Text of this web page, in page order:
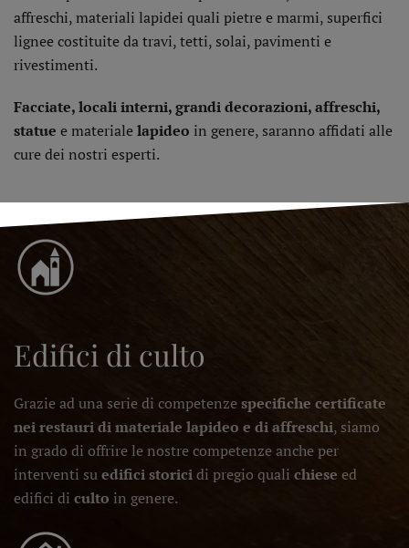
affreschi, materiali lapidei quali pietre e marmi, superfici
lignee costituite da travi, tetti, solai, pavimenti e
rivestimenti.
Facciate, locali interni, grandi decorazioni, affreschi,
statue e materialelapideo in genere, saranno affidati alle
cure dei nostri esperti.
Edifici di culto
Grazie ad una serie di competenzespecifiche certificate
nei restauri di materiale lapideo e di affreschi, siamo
in grado di offrire le nostre competenze anche per
interventi suedifici storicidi pregio quali chiese ed
edifici di culto in genere.